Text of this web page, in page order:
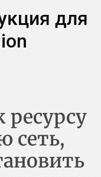
для
сеть,